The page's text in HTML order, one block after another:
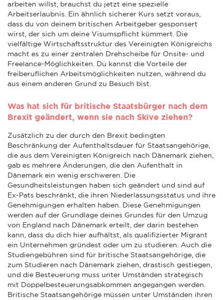
arbeiten willst, brauchst du jetzt eine spezielle
Arbeitserlaubnis. Ein ähnlich sicherer Kurs setzt voraus,
dass du von deinem britischen Arbeitgeber gesponsert
wirst, der sich um deine Visumspflicht kümmert. Die
vielfältige Wirtschaftsstruktur des Vereinigten Königreichs
macht es zu einer zentralen Drehscheibe für Onsite- und
Freelance-Möglichkeiten. Du kannst die Vorteile der
freiberuflichen Arbeitsmöglichkeiten nutzen, während du
aus einem anderen Grund zu Besuch bist.
Was hat sich für britische Staatsbürger nach dem
Brexit geändert, wenn sie nach Skive ziehen?
Zusätzlich zu der durch den Brexit bedingten
Beschränkung der Aufenthaltsdauer für Staatsangehörige,
die aus dem Vereinigten Königreich nach Dänemark ziehen,
gab es mehrere Änderungen, die den Aufenthalt in
Dänemark ein wenig erschweren. Die
Gesundheitsleistungen haben sich geändert und sind auf
Ex-Pats beschränkt, die ihren Niederlassungsstatus und ihre
Genehmigungen erhalten haben. Diese Genehmigungen
werden auf der Grundlage deines Grundes für den Umzug
von England nach Dänemark erteilt, der darin bestehen
kann, dass du dich hier aufhältst, als qualifizierter Migrant
ein Unternehmen gründest oder um zu studieren. Auch die
Studiengebühren sind für britische Staatsangehörige, die
zum Studieren nach Dänemark ziehen, drastisch gestiegen,
und die Besteuerung muss unter Umständen strategisch
mit Doppelbesteuerungsabkommen angegangen werden.
Britische Staatsangehörige müssen unter Umständen ihren